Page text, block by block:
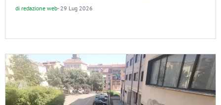
di redazione web- 29 Lug 2026